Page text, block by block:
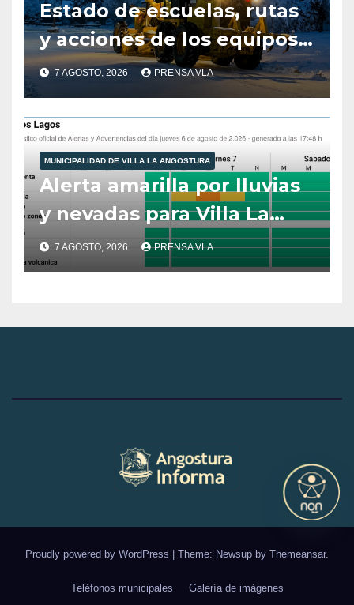
Estado de escuelas, rutas
y acciones de los equipos
municipales – Villa La
Angostura – 7 de agosto –
10:00 hs
7 AGOSTO, 2026 PRENSA VLA
MUNICIPALIDAD DE VILLA LA ANGOSTURA
Alerta amarilla por lluvias
y nevadas para Villa La
Angostura.
7 AGOSTO, 2026 PRENSA VLA
Proudly powered by WordPress Theme: Newsup by Themeansar.
Teléfonos municipales Galería de imágenes